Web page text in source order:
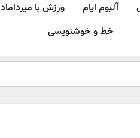
آلبوم ایام ورزش با میرداماد​
خط و خوشنویسی